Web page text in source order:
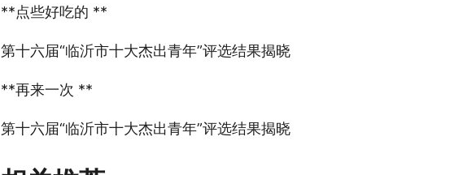
**点些好吃的 **
第十六届“临沂市十大杰出青年”评选结果揭晓
**再来一次 **
第十六届“临沂市十大杰出青年”评选结果揭晓